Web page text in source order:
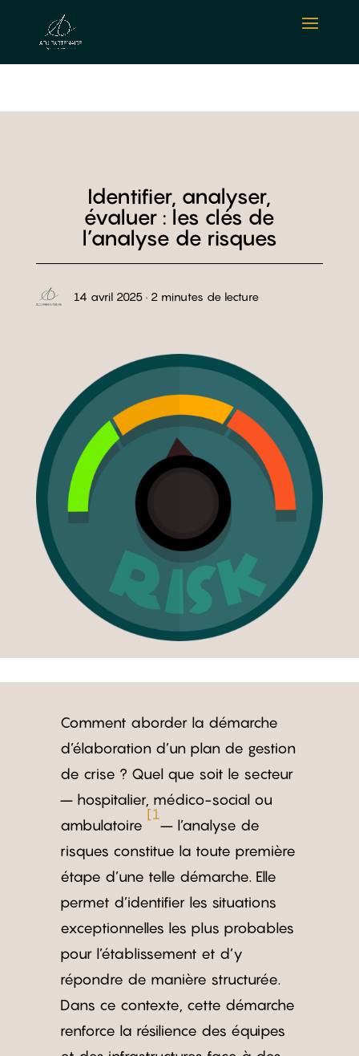
Identifier, analyser,
évaluer : les clés de
l’analyse de risques
14 avril 2025 · 2 minutes de lecture
Comment aborder la démarche
d’élaboration d’un plan de gestion
de crise ? Quel que soit le secteur
– hospitalier, médico-social ou
ambulatoire
[1
– l’analyse de
risques constitue la toute première
étape d’une telle démarche. Elle
permet d’identifier les situations
exceptionnelles les plus probables
pour l’établissement et d’y
répondre de manière structurée.
Dans ce contexte, cette démarche
renforce la résilience des équipes